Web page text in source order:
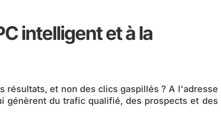
intelligent et à la
résultats, et non des clics gaspillés ? A l'adresse
génèrent du trafic qualifié, des prospects et des